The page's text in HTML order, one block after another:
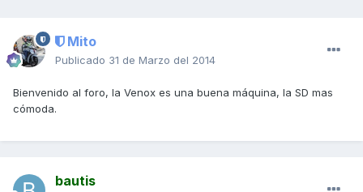
Mito
Publicado 31 de Marzo del 2014
Bienvenido al foro, la Venox es una buena máquina, la SD mas
cómoda.
bautis